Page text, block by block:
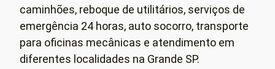
caminhões, reboque de utilitários, serviços de
emergência 24 horas, auto socorro, transporte
para oficinas mecânicas e atendimento em
diferentes localidades na Grande SP.